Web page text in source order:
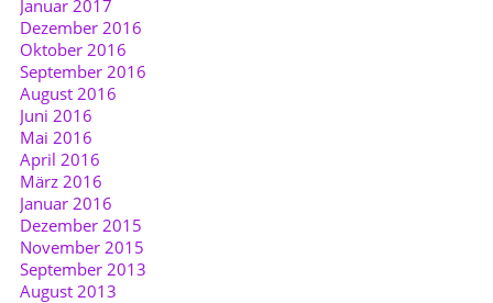
Januar 2017
Dezember 2016
Oktober 2016
September 2016
August 2016
Juni 2016
Mai 2016
April 2016
März 2016
Januar 2016
Dezember 2015
November 2015
September 2013
August 2013